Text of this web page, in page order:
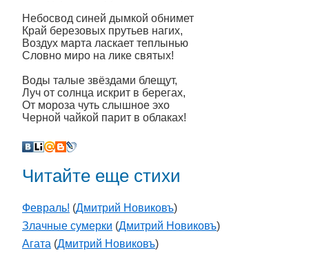
Небосвод синей дымкой обнимет
Край березовых прутьев нагих,
Воздух марта ласкает теплынью
Словно миро на лике святых!
Воды талые звёздами блещут,
Луч от солнца искрит в берегах,
От мороза чуть слышное эхо
Черной чайкой парит в облаках!
Читайте еще стихи
Февраль! (Дмитрий Новиковъ)
Злачные сумерки (Дмитрий Новиковъ)
Агата (Дмитрий Новиковъ)